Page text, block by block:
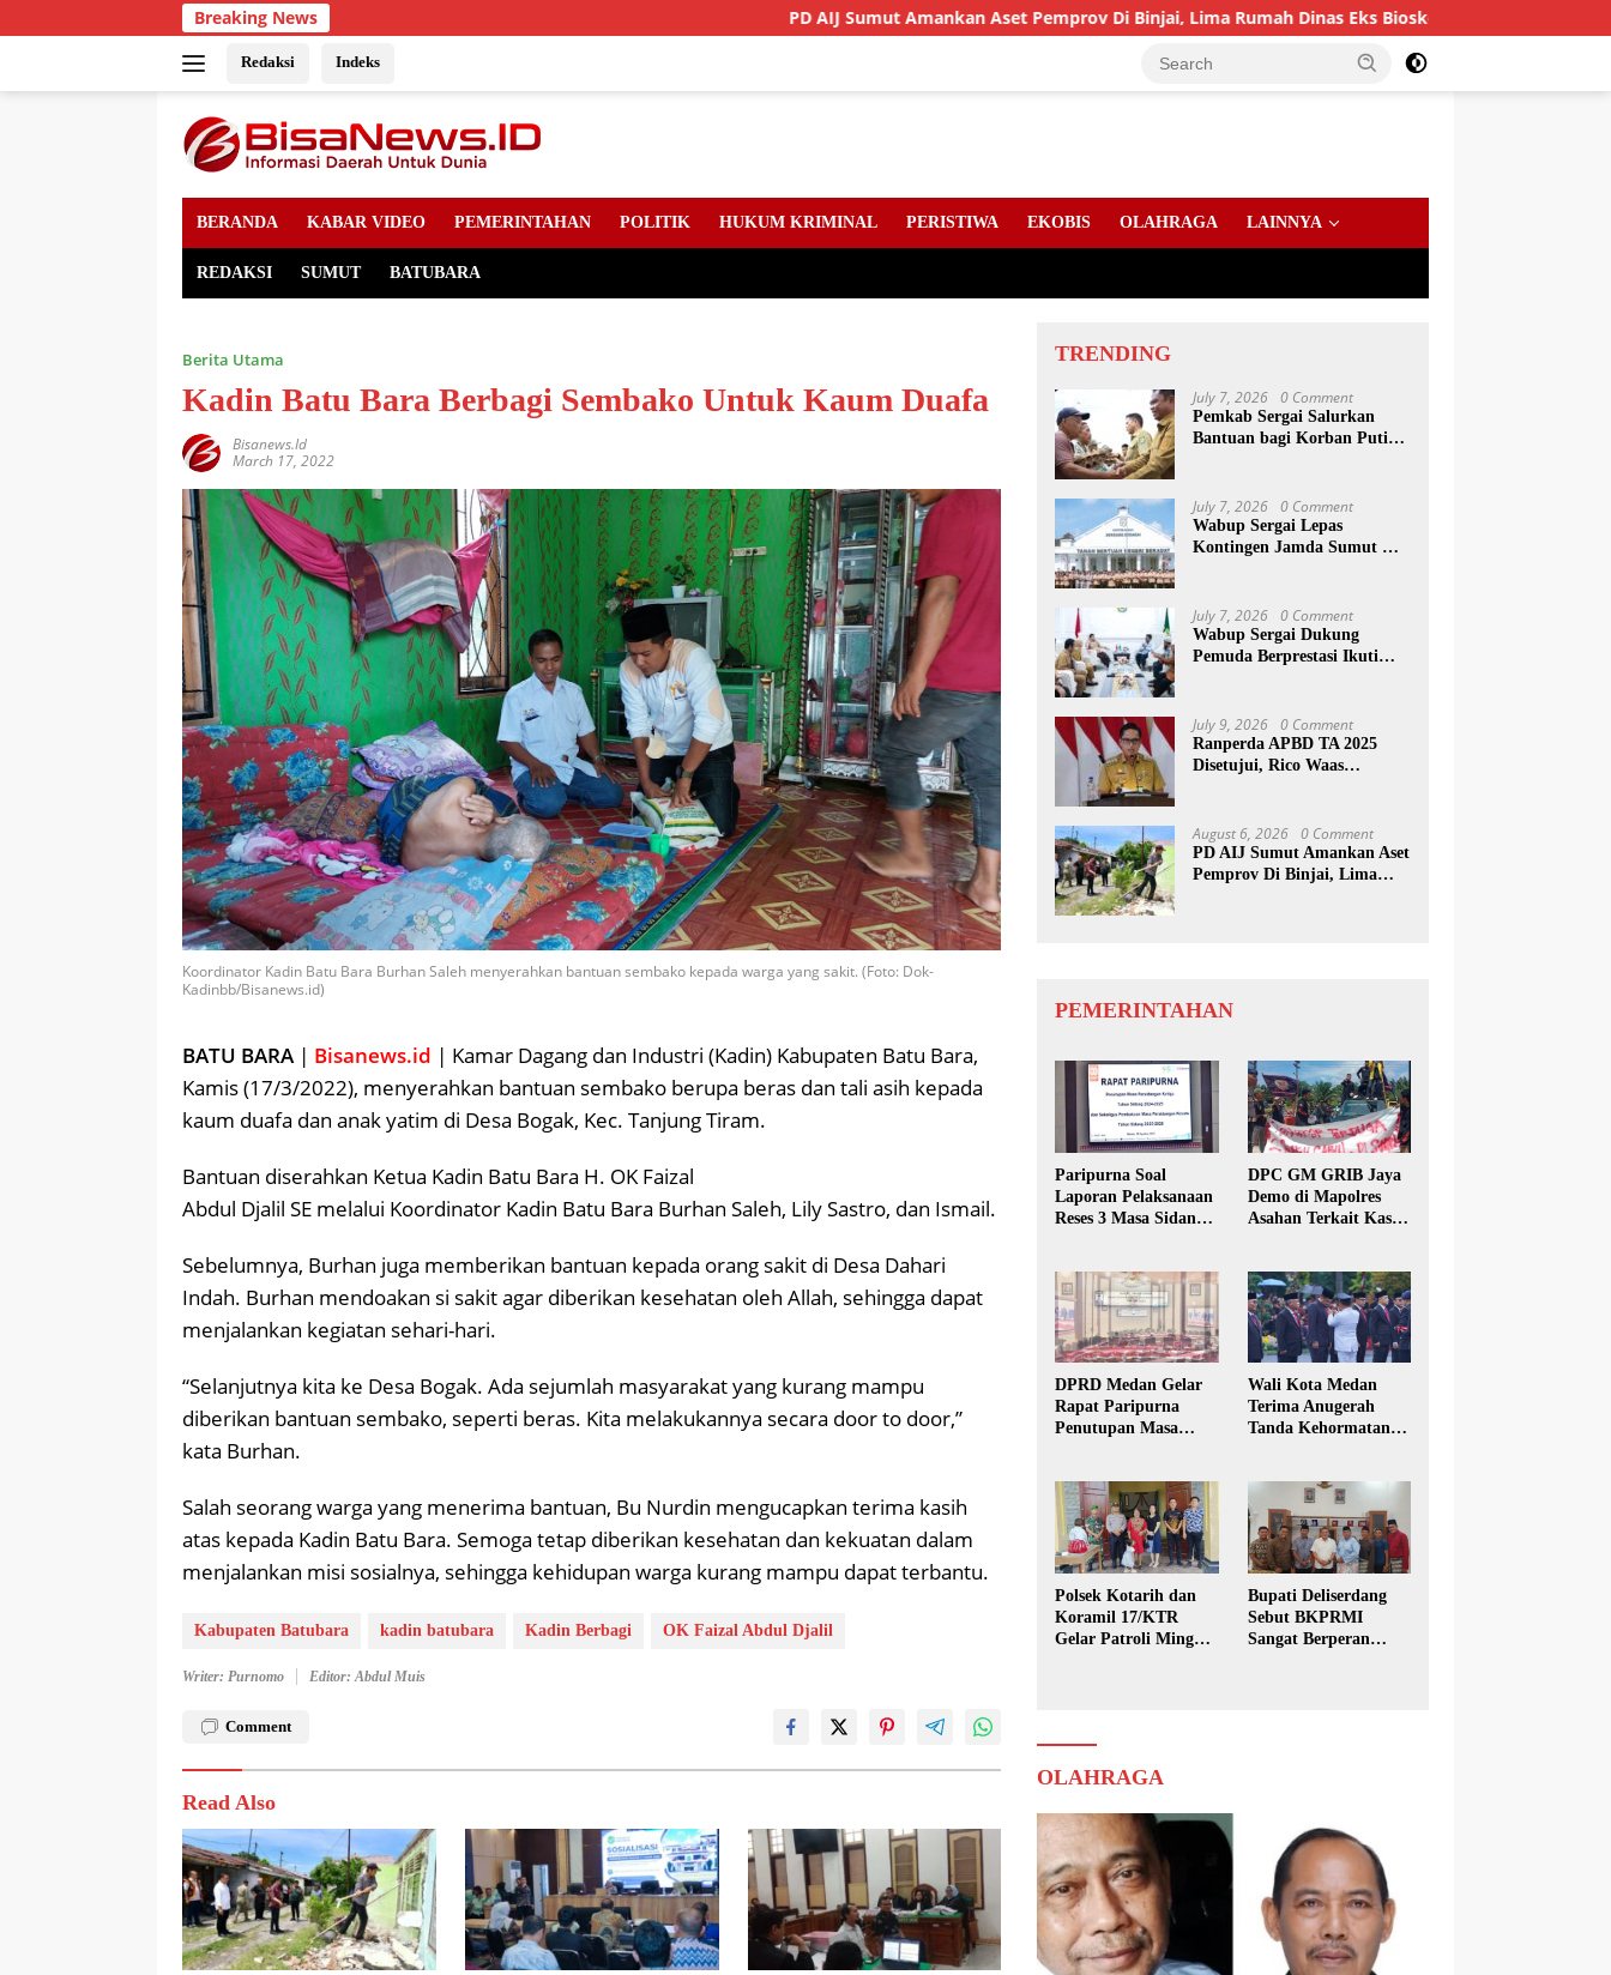
to
Breaking News PD AIJ Sumut Amankan Aset Pemprov Di Binjai, Lima Rumah Dinas Eks Bioskop Ria Dibongkar
Redaksi Indeks
BERANDA KABAR VIDEO PEMERINTAHAN POLITIK HUKUM KRIMINAL PERISTIWA EKOBIS OLAHRAGA LAINNYA
REDAKSI SUMUT BATUBARA
Berita Utama
Kadin Batu Bara Berbagi Sembako Untuk Kaum Duafa
Bisanews.id
March 17, 2022
Koordinator Kadin Batu Bara Burhan Saleh menyerahkan bantuan sembako kepada warga yang sakit. (Foto: Dok-
Kadinbb/Bisanews.id)
BATU BARA | Bisanews.id | Kamar Dagang dan Industri (Kadin) Kabupaten Batu Bara,
Kamis (17/3/2022), menyerahkan bantuan sembako berupa beras dan tali asih kepada
kaum duafa dan anak yatim di Desa Bogak, Kec. Tanjung Tiram.
Bantuan diserahkan Ketua Kadin Batu Bara H. OK Faizal
Abdul Djalil SE melalui Koordinator Kadin Batu Bara Burhan Saleh, Lily Sastro, dan Ismail.
Sebelumnya, Burhan juga memberikan bantuan kepada orang sakit di Desa Dahari
Indah. Burhan mendoakan si sakit agar diberikan kesehatan oleh Allah, sehingga dapat
menjalankan kegiatan sehari-hari.
“Selanjutnya kita ke Desa Bogak. Ada sejumlah masyarakat yang kurang mampu
diberikan bantuan sembako, seperti beras. Kita melakukannya secara door to door,”
kata Burhan.
Salah seorang warga yang menerima bantuan, Bu Nurdin mengucapkan terima kasih
atas kepada Kadin Batu Bara. Semoga tetap diberikan kesehatan dan kekuatan dalam
menjalankan misi sosialnya, sehingga kehidupan warga kurang mampu dapat terbantu.
Kabupaten Batubara kadin batubara Kadin Berbagi OK Faizal Abdul Djalil
Writer: Purnomo Editor: Abdul Muis
Comment
Read Also
TRENDING
July 7, 2026 0 Comment
Pemkab Sergai Salurkan
Bantuan bagi Korban Puting
July 7, 2026 0 Comment
Wabup Sergai Lepas
Kontingen Jamda Sumut XI,
July 7, 2026 0 Comment
Wabup Sergai Dukung
Pemuda Berprestasi Ikuti
July 9, 2026 0 Comment
Ranperda APBD TA 2025
Disetujui, Rico Waas
August 6, 2026 0 Comment
PD AIJ Sumut Amankan Aset
Pemprov Di Binjai, Lima
PEMERINTAHAN
Paripurna Soal
Laporan Pelaksanaan
Reses 3 Masa Sidang
DPC GM GRIB Jaya
Demo di Mapolres
Asahan Terkait Kasus
DPRD Medan Gelar
Rapat Paripurna
Penutupan Masa
Wali Kota Medan
Terima Anugerah
Tanda Kehormatan
Polsek Kotarih dan
Koramil 17/KTR
Gelar Patroli Minggu
Bupati Deliserdang
Sebut BKPRMI
Sangat Berperan
OLAHRAGA